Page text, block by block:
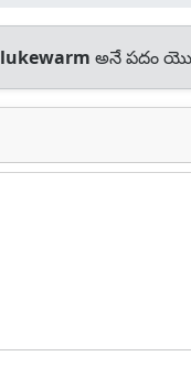
lukewarm అనే పదం